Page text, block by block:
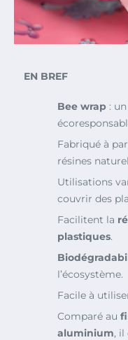
EN BREF
Bee wrap :
Fabriqué à
résines
Utilisations
couvrir des
Facilitent la
plastiques.
l’écosystème.
Facile à
Comparé au
aluminium, il